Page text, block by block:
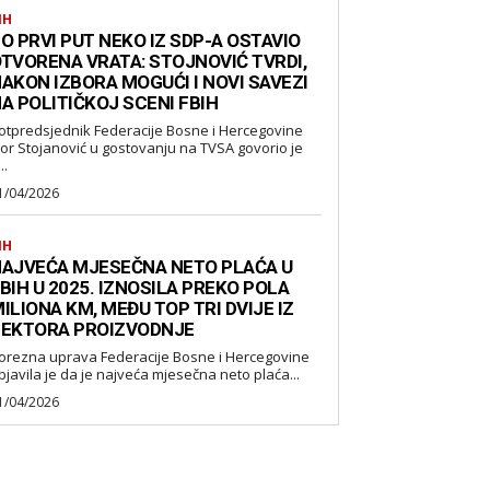
PRVI PUT NEKO IZ SDP-A OSTAVIO
VRATA: STOJNOVIĆ TVRDI,
IZBORA MOGUĆI I NOVI SAVEZI
POLITIČKOJ SCENI FBIH
Federacije Bosne i Hercegovine
Stojanović u gostovanju na TVSA govorio je
04/2026
MJESEČNA NETO PLAĆA U
U 2025. IZNOSILA PREKO POLA
KM, MEĐU TOP TRI DVIJE IZ
PROIZVODNJE
uprava Federacije Bosne i Hercegovine
je da je najveća mjesečna neto plaća...
04/2026